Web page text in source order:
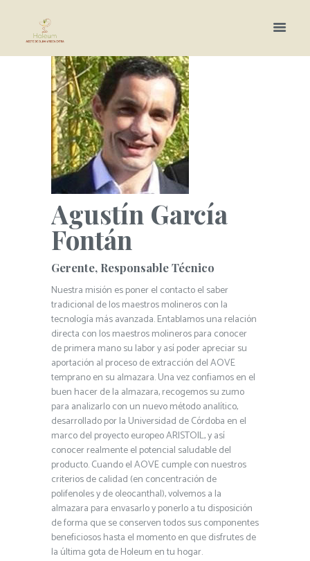
Agustín García
Fontán
Gerente, Responsable Técnico
Nuestra misión es poner el contacto el saber
tradicional de los maestros molineros con la
tecnología más avanzada. Entablamos una relación
directa con los maestros molineros para conocer
de primera mano su labor y así poder apreciar su
aportación al proceso de extracción del AOVE
temprano en su almazara. Una vez confiamos en el
buen hacer de la almazara, recogemos su zumo
para analizarlo con un nuevo método analítico,
desarrollado por la Universidad de Córdoba en el
marco del proyecto europeo ARISTOIL, y así
conocer realmente el potencial saludable del
producto. Cuando el AOVE cumple con nuestros
criterios de calidad (en concentración de
polifenoles y de oleocanthal), volvemos a la
almazara para envasarlo y ponerlo a tu disposición
de forma que se conserven todos sus componentes
beneficiosos hasta el momento en que disfrutes de
la última gota de Holeum en tu hogar.